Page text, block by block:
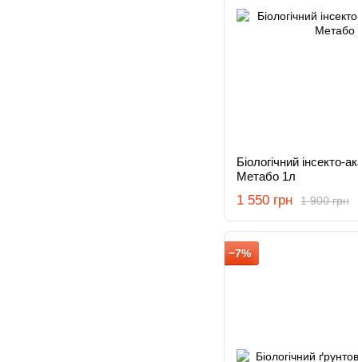
Біологічний інсекто-
Метабо 1л
1 900 грн
1 550 грн
−7%